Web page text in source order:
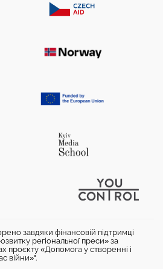
завдяки фінансовій підтримці
регіональної преси» за
проєкту «Допомога у створенні і
війни»".